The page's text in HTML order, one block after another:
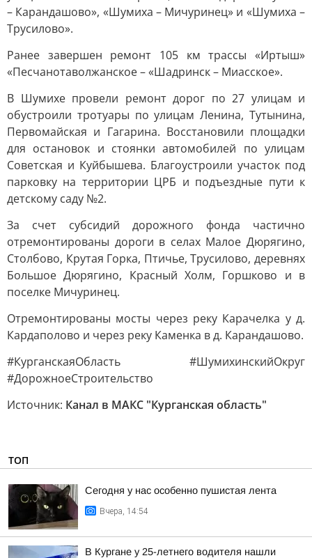
– Карандашово», «Шумиха – Мичуринец» и «Шумиха –
Трусилово».
Ранее завершен ремонт 105 км трассы «Иртыш»
«Песчанотаволжанское – «Шадринск – Миасское».
В Шумихе провели ремонт дорог по 27 улицам и
обустроили тротуары по улицам Ленина, Тутынина,
Первомайская и Гагарина. Восстановили площадки
для остановок и стоянки автомобилей по улицам
Советская и Куйбышева. Благоустроили участок под
парковку на территории ЦРБ и подъездные пути к
детскому саду №2.
За счет субсидий дорожного фонда частично
отремонтированы дороги в селах Малое Дюрягино,
Столбово, Крутая Горка, Птичье, Трусилово, деревнях
Большое Дюрягино, Красный Холм, Горшково и в
поселке Мичуринец.
Отремонтированы мосты через реку Карачелка у д.
Кардаполово и через реку Каменка в д. Карандашово.
#КурганскаяОбласть #ШумихинскийОкруг
#ДорожноеСтроительство
Источник: Канал в МАКС "Курганская область"
ТОП
Сегодня у нас особенно пушистая лента
Вчера, 14:54
В Кургане у 25-летнего водителя нашли